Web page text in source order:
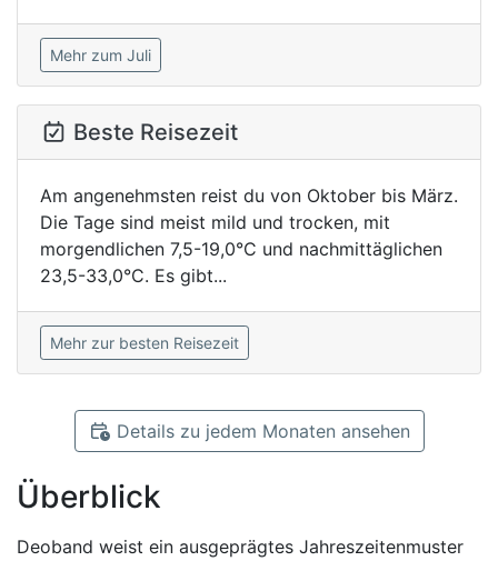
Mehr zum Juli
Beste Reisezeit
Am angenehmsten reist du von Oktober bis März.
Die Tage sind meist mild und trocken, mit
morgendlichen 7,5-19,0°C und nachmittäglichen
23,5-33,0°C. Es gibt...
Mehr zur besten Reisezeit
Details zu jedem Monaten ansehen
Überblick
Deoband weist ein ausgeprägtes Jahreszeitenmuster